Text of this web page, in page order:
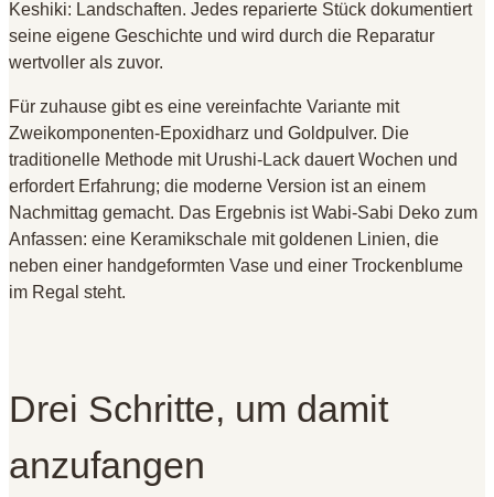
Keshiki: Landschaften. Jedes reparierte Stück dokumentiert
seine eigene Geschichte und wird durch die Reparatur
wertvoller als zuvor.
Für zuhause gibt es eine vereinfachte Variante mit
Zweikomponenten-Epoxidharz und Goldpulver. Die
traditionelle Methode mit Urushi-Lack dauert Wochen und
erfordert Erfahrung; die moderne Version ist an einem
Nachmittag gemacht. Das Ergebnis ist Wabi-Sabi Deko zum
Anfassen: eine Keramikschale mit goldenen Linien, die
neben einer handgeformten Vase und einer Trockenblume
im Regal steht.
Drei Schritte, um damit
anzufangen